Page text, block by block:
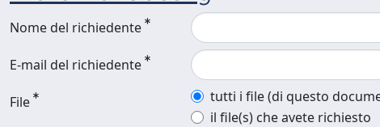
Nome del richiedente
E-mail del richiedente
File
tutti i file (di questo
il file(s) che avete richiesto